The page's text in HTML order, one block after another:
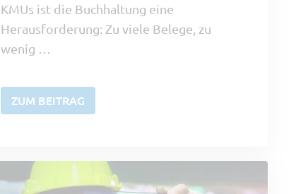
KMUs ist die Buchhaltung eine
Herausforderung: Zu viele Belege, zu
wenig …
ZUM BEITRAG